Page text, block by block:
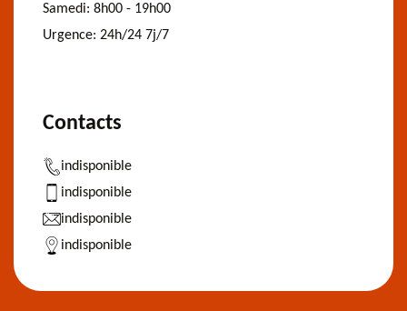
Samedi: 8h00 - 19h00
Urgence: 24h/24 7j/7
Contacts
indisponible
indisponible
indisponible
indisponible